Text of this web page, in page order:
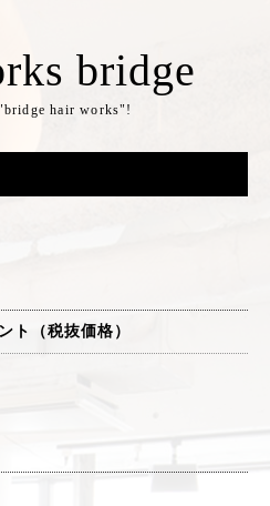
bridge
hair works"!
ト（税抜価格）